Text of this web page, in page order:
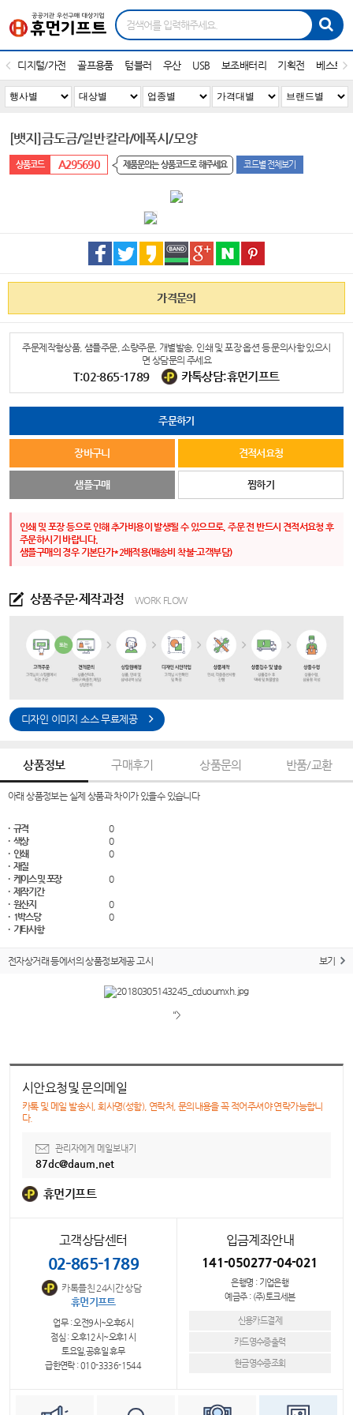
디지털/가전 골프용품 텀블러 우산 USB 보조배터리 기획전 베스트
[뱃지]금도금/일반칼라/에폭시/모양
A295690 제품문의는 상품코드로 해주세요 코드별 전체보기
가격문의
주문제작형상품, 샘플주문, 소량주문, 개별발송, 인쇄 및 포장 옵션 등 문의사항 있으시
면 상담문의 주세요
T:02-865-1789 카톡상담:휴먼기프트
주문하기
장바구니 견적서요청
샘플구매 찜하기
인쇄 및 포장 등으로 인해 추가비용이 발생될 수 있으므로, 주문 전 반드시 견적서요청 후
주문하시기 바랍니다.
샘플구매의 경우 기본단가*2배적용(배송비 착불-고객부담)
상품주문·제작과정 WORK FLOW
디자인 이미지 소스 무료제공
상품정보 구매후기 상품문의 반품/교환
아래 상품정보는 실제 상품과 차이가 있을수 있습니다
· 규격
0
· 색상
0
· 인쇄
0
· 재질
· 케이스 및 포장
0
· 제작기간
· 원산지
0
· 1박스당
0
· 기타사항
전자상거래 등에서의 상품정보제공 고시 보기
">
시안요청및 문의메일
카톡 및 메일 발송시, 회사명(성함), 연락처, 문의내용을 꼭 적어주셔야 연락가능합니
다.
관리자에게 메일보내기
87dc@daum.net
휴먼기프트
고객상담센터
02-865-1789
카톡플친 24시간 상담
휴먼기프트
업무 : 오전9시~오후6시
점심 : 오후12시~오후1시
토요일,공휴일 휴무
급한연락 : 010-3336-1544
입금계좌안내
141-050277-04-021
은행명 : 기업은행
예금주 : (주)토크세븐
신용카드결제
카드영수증출력
현금영수증조회